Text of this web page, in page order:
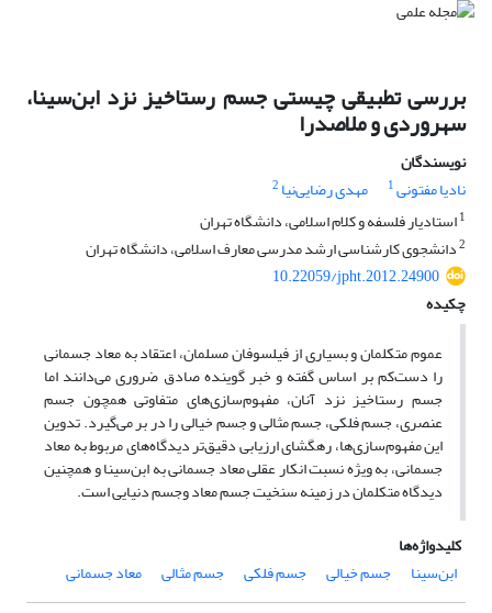
بررسی تطبیقی چیستی جسم رستاخیز نزد ابن‌سینا،
سهروردی و ملاصدرا
نویسندگان
نادیا مفتونی1 مهدی رضایی‌نیا 2
1استادیار فلسفه و کلام اسلامی، دانشگاه تهران
2دانشجوی کارشناسی ارشد مدرسی معارف اسلامی، دانشگاه تهران
10.22059/jpht.2012.24900
چکیده
عموم متکلمان و بسیاری از فیلسوفان مسلمان، اعتقاد به معاد جسمانی
را دست‌کم بر اساس گفته و خبر گوینده صادق ضروری می‌دانند اما
جسم رستاخیز نزد آنان، مفهوم‌سازی‌های متفاوتی همچون جسم
عنصری، جسم فلکی، جسم مثالی و جسم خیالی را در بر می‌گیرد. تدوین
این مفهوم‌سازی‌ها، رهگشای ارزیابی دقیق‌تر دیدگاه‌های مربوط به معاد
جسمانی، به ویژه نسبت انکار عقلی معاد جسمانی به ابن‌سینا و همچنین
دیدگاه متکلمان در زمینه سنخیت جسم معاد وجسم دنیایی است.
کلیدواژه‌ها
ابن‌سینا
جسم خیالی جسم فلکی جسم مثالی معاد جسمانی